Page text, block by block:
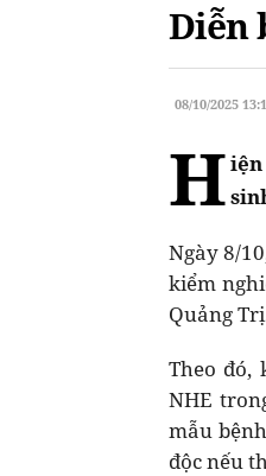
Diễn
08/10/2025
Hiện
Ngày 8/
kiểm
Quảng
Theo đó,
NHE
mẫu
độc nếu